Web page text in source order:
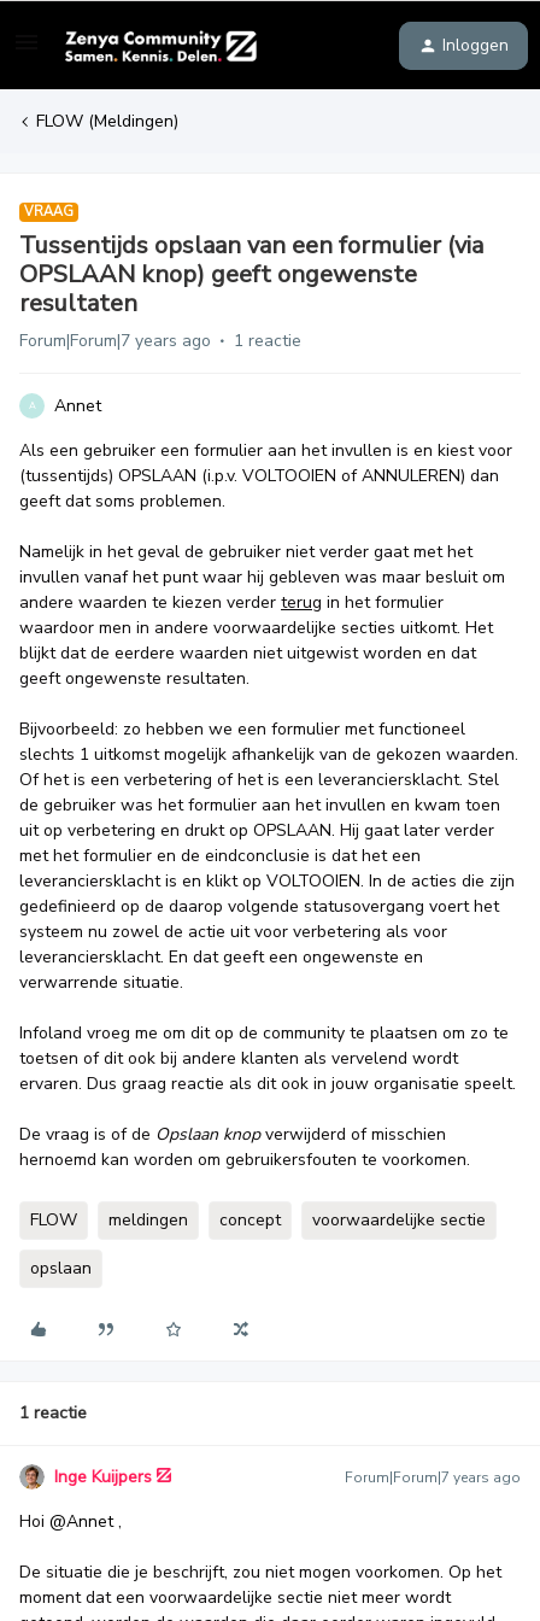
Inloggen
FLOW (Meldingen)
VRAAG
Tussentijds opslaan van een formulier (via
OPSLAAN knop) geeft ongewenste
resultaten
Forum|Forum|7 years ago 1 reactie
A
Annet
Als een gebruiker een formulier aan het invullen is en kiest voor
(tussentijds) OPSLAAN (i.p.v. VOLTOOIEN of ANNULEREN) dan
geeft dat soms problemen.
Namelijk in het geval de gebruiker niet verder gaat met het
invullen vanaf het punt waar hij gebleven was maar besluit om
andere waarden te kiezen verder terug in het formulier
waardoor men in andere voorwaardelijke secties uitkomt. Het
blijkt dat de eerdere waarden niet uitgewist worden en dat
geeft ongewenste resultaten.
Bijvoorbeeld: zo hebben we een formulier met functioneel
slechts 1 uitkomst mogelijk afhankelijk van de gekozen waarden.
Of het is een verbetering of het is een leveranciersklacht. Stel
de gebruiker was het formulier aan het invullen en kwam toen
uit op verbetering en drukt op OPSLAAN. Hij gaat later verder
met het formulier en de eindconclusie is dat het een
leveranciersklacht is en klikt op VOLTOOIEN. In de acties die zijn
gedefinieerd op de daarop volgende statusovergang voert het
systeem nu zowel de actie uit voor verbetering als voor
leveranciersklacht. En dat geeft een ongewenste en
verwarrende situatie.
Infoland vroeg me om dit op de community te plaatsen om zo te
toetsen of dit ook bij andere klanten als vervelend wordt
ervaren. Dus graag reactie als dit ook in jouw organisatie speelt.
De vraag is of de Opslaan knopverwijderd of misschien
hernoemd kan worden om gebruikersfouten te voorkomen.
FLOW meldingen concept voorwaardelijke sectie
opslaan
1 reactie
Inge Kuijpers Forum|Forum|7 years ago
Hoi @Annet,
De situatie die je beschrijft, zou niet mogen voorkomen. Op het
moment dat een voorwaardelijke sectie niet meer wordt